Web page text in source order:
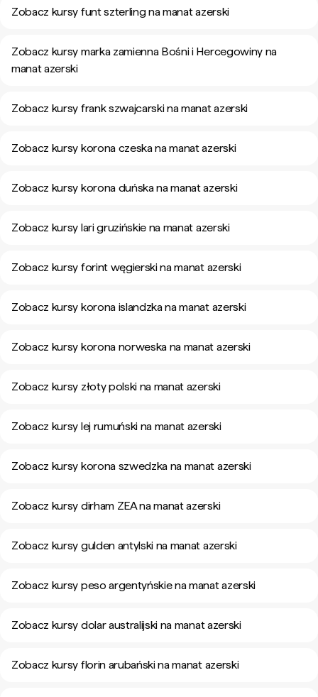
Zobacz kursy funt szterling na manat azerski
Zobacz kursy marka zamienna Bośni i Hercegowiny na
manat azerski
Zobacz kursy frank szwajcarski na manat azerski
Zobacz kursy korona czeska na manat azerski
Zobacz kursy korona duńska na manat azerski
Zobacz kursy lari gruzińskie na manat azerski
Zobacz kursy forint węgierski na manat azerski
Zobacz kursy korona islandzka na manat azerski
Zobacz kursy korona norweska na manat azerski
Zobacz kursy złoty polski na manat azerski
Zobacz kursy lej rumuński na manat azerski
Zobacz kursy korona szwedzka na manat azerski
Zobacz kursy dirham ZEA na manat azerski
Zobacz kursy gulden antylski na manat azerski
Zobacz kursy peso argentyńskie na manat azerski
Zobacz kursy dolar australijski na manat azerski
Zobacz kursy florin arubański na manat azerski